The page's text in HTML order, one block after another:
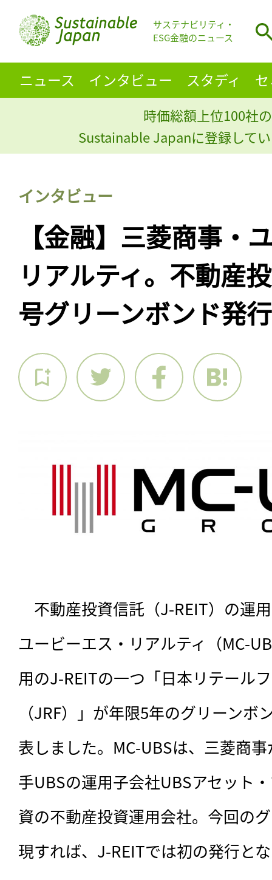
サステナビリティ・
ESG金融のニュース
ニュース インタビュー スタディ
時価総額上位100社
Sustainable Japanに登録して
インタビュー
【金融】三菱商事・
リアルティ。不動産
号グリーンボンド発
不動産投資信託（J-REIT）の運
ユービーエス・リアルティ（MC-
用のJ-REITの一つ「日本リテール
（JRF）」が年限5年のグリーン
表しました。MC-UBSは、三菱商
手UBSの運用子会社UBSアセット
資の不動産投資運用会社。今回の
現すれば、J-REITでは初の発行と